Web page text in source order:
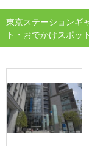
東京ステーションギ
ト・おでかけスポット